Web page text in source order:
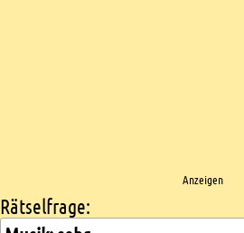
Anzeigen
Kreuzworträtsel suchen
Rätselfrage: